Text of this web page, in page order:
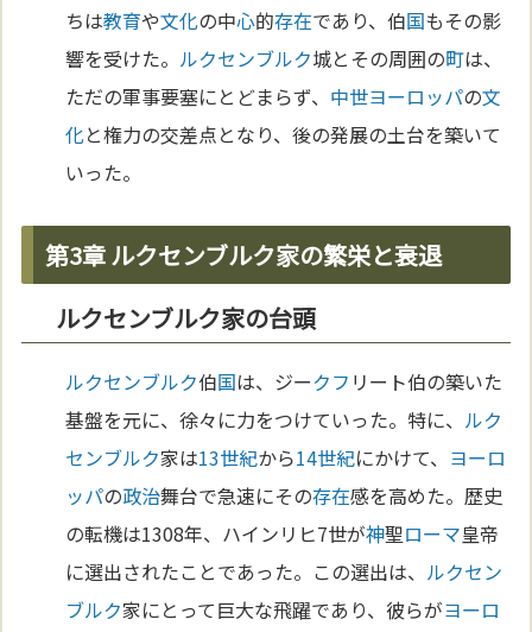
ちは教育や文化の中心的存在であり、伯国もその影
響を受けた。 ルクセンブルク城とその周囲の町は、
ただの軍事要塞にとどまらず、 中世ヨーロッパの文
化と権力の交差点となり、後の発展の土台を築いて
いった。
第3章 ルクセンブルク家の繁栄と衰退
ルクセンブルク家の台頭
ルクセンブルク伯国は、ジークフ リート伯の築いた
基盤を元に、徐々に力をつけていった。特に、 ルク
センブルク家は13世紀から14世紀にかけて、 ヨーロ
ッパの政治舞台で急速にその存在感を高めた。歴史
の転機は1308年、ハインリヒ7世が神聖ローマ皇帝
に選出されたことであった。この選出は、 ルクセン
ブルク家にとって巨大な飛躍であり、彼らがヨーロ